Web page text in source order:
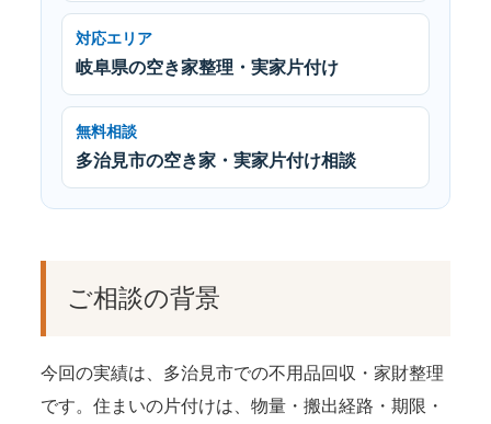
対応エリア
岐阜県の空き家整理・実家片付け
無料相談
多治見市の空き家・実家片付け相談
ご相談の背景
今回の実績は、多治見市での不用品回収・家財整理
です。住まいの片付けは、物量・搬出経路・期限・